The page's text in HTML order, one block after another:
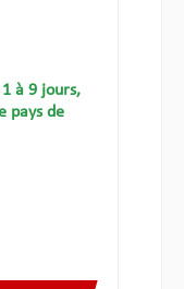
1 à 9 jours,
pays de